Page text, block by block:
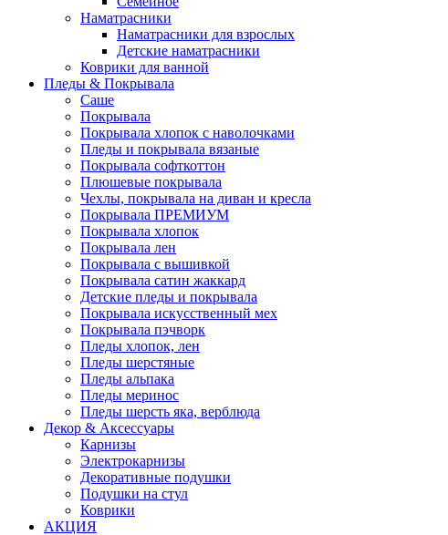
Наматрасники
Наматрасники для взрослых
Детские наматрасники
Коврики для ванной
Пледы & Покрывала
Саше
Покрывала
Покрывала хлопок с наволочками
Пледы и покрывала вязаные
Покрывала софткоттон
Плюшевые покрывала
Чехлы, покрывала на диван и кресла
Покрывала ПРЕМИУМ
Покрывала хлопок
Покрывала лен
Покрывала с вышивкой
Покрывала сатин жаккард
Детские пледы и покрывала
Покрывала искусственный мех
Покрывала пэчворк
Пледы хлопок, лен
Пледы шерстяные
Пледы альпака
Пледы меринос
Пледы шерсть яка, верблюда
Декор & Аксессуары
Карнизы
Электрокарнизы
Декоративные подушки
Подушки на стул
Коврики
АКЦИЯ